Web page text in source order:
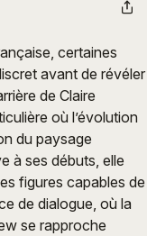
certaines
avant de révéler
de Claire
où l’évolution
du paysage
à ses débuts, elle
figures capables de
de dialogue, où la
se rapproche